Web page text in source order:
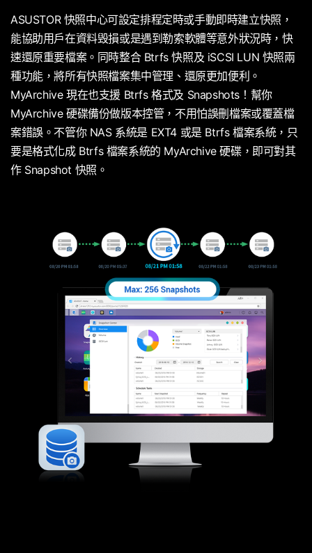
ASUSTOR 快照中心可設定排程定時或手動即時建立快照，
能協助用戶在資料毁損或是遇到勒索軟體等意外狀況時，快
速還原重要檔案。同時整合 Btrfs 快照及 iSCSI LUN 快照兩
種功能，將所有快照檔案集中管理、還原更加便利。
MyArchive 現在也支援 Btrfs 格式及 Snapshots！幫你
MyArchive 硬碟備份做版本控管，不用怕誤刪檔案或覆蓋檔
案錯誤。不管你 NAS 系統是 EXT4 或是 Btrfs 檔案系統，只
要是格式化成 Btrfs 檔案系統的 MyArchive 硬碟，即可對其
作 Snapshot 快照。